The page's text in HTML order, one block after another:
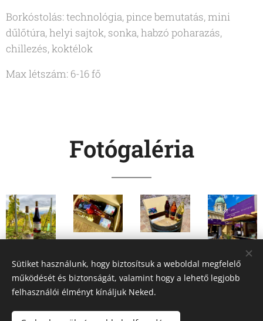
Borkóstolás: technológia, pince bemutatás, mini
dűlőtúra, helyi sajtok, sonka, habzó poharazás,
chillezés, koktélok
Max létszám: 6-16 fő
Fotógaléria
Sütiket használunk, hogy biztosítsuk a weboldal megfelelő
működését és biztonságát, valamint hogy a lehető legjobb
felhasználói élményt kínáljuk Neked.